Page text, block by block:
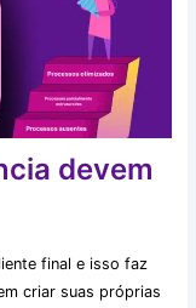
devem
final e isso faz
criar suas próprias